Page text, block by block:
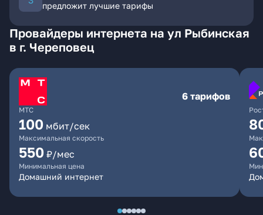
предложит лучшие тарифы
Провайдеры интернета на ул Рыбинская
в г. Череповец
МТС
6 тарифов
100 мбит/сек
Максимальная скорость
550 ₽/мес
Минимальная цена
Домашний интернет